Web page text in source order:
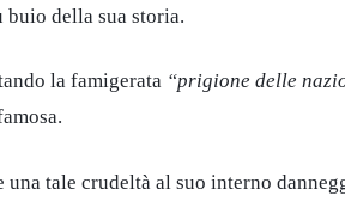
della sua storia.
la famigerata “prigione delle
tale crudeltà al suo interno